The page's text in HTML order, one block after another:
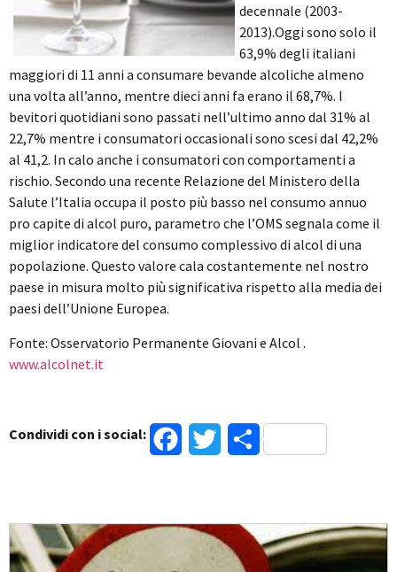
decennale (2003-
2013).Oggi sono solo il
63,9% degli italiani
maggiori di 11 anni a consumare bevande alcoliche almeno
una volta all’anno, mentre dieci anni fa erano il 68,7%. I
bevitori quotidiani sono passati nell’ultimo anno dal 31% al
22,7% mentre i consumatori occasionali sono scesi dal 42,2%
al 41,2. In calo anche i consumatori con comportamenti a
rischio. Secondo una recente Relazione del Ministero della
Salute l’Italia occupa il posto più basso nel consumo annuo
pro capite di alcol puro, parametro che l’OMS segnala come il
miglior indicatore del consumo complessivo di alcol di una
popolazione. Questo valore cala costantemente nel nostro
paese in misura molto più significativa rispetto alla media dei
paesi dell’Unione Europea.
Fonte: Osservatorio Permanente Giovani e Alcol .
www.alcolnet.it
Condividi con i social: FacebookTwitterCondividi